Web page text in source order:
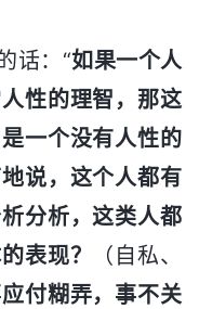
话：“如果一个人
性的理智，那这
一个没有人性的
说，这个人都有
分析，这类人都
表现？
（自私、
付糊弄，事不关